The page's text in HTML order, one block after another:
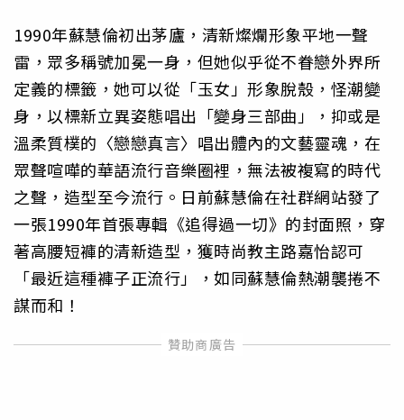
1990年蘇慧倫初出茅廬，清新燦爛形象平地一聲
雷，眾多稱號加冕一身，但她似乎從不眷戀外界所
定義的標籤，她可以從「玉女」形象脫殼，怪潮變
身，以標新立異姿態唱出「變身三部曲」，抑或是
溫柔質樸的〈戀戀真言〉唱出體內的文藝靈魂，在
眾聲喧嘩的華語流行音樂圈裡，無法被複寫的時代
之聲，造型至今流行。日前蘇慧倫在社群網站發了
一張1990年首張專輯《追得過一切》的封面照，穿
著高腰短褲的清新造型，獲時尚教主路嘉怡認可
「最近這種褲子正流行」，如同蘇慧倫熱潮襲捲不
謀而和！